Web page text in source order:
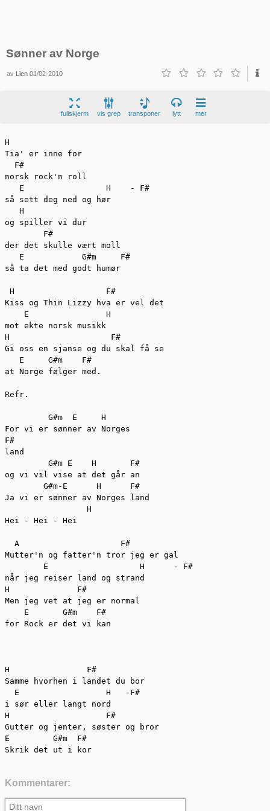
Sønner av Norge
av Lien 01/02-2010
fullskjerm vis grep transponer lytt mer
H
Tia' er inne for
  F#
norsk rock'n roll
   E	             H    - F#
så sett deg ned og hør
   H
og spiller vi dur
        F#
der det skulle vært moll
   E	        G#m     F#
så ta det med godt humør
H	             F#
Kiss og Thin Lizzy hva er vel det
    E	             H
mot ekte norsk musikk
H	              F#
Gi oss en sjanse og du skal få se
   E     G#m    F#
at Norge følger med.
Refr.
         G#m  E     H
For vi er sønner av Norges
F#
land
         G#m E    H       F#
og vi vil vise at det går an
        G#m-E      H      F#
Ja vi er sønner av Norges land
Hei - Hei - Hei
  A	                F#
Mutter'n og fatter'n tror jeg er gal
        E	            H	   - F#
når jeg reiser land og strand
H              F#
Men jeg vet at jeg er normal
    E       G#m    F#
for Rock er det vi kan
H                F#
Samme hvorhen i landet du bor
  E	             H   -F#
i sør eller langt nord
H	             F#
Gutter og jenter, søster og bror
E         G#m  F#
Skrik det ut i kor
Kommentarer: